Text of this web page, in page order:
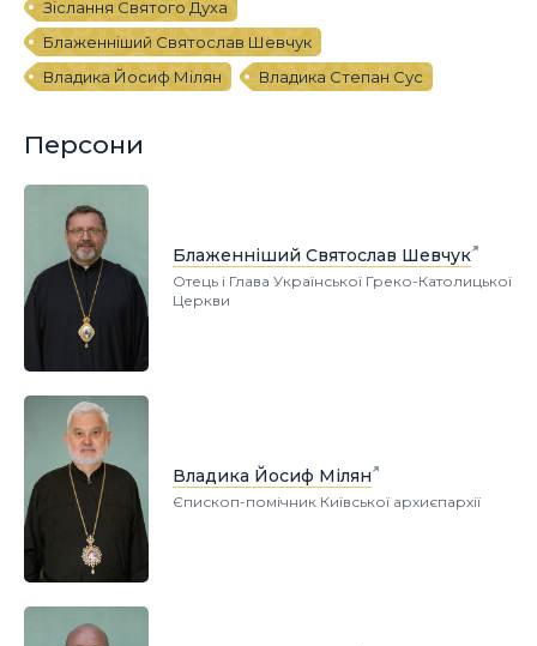
Зіслання Святого Духа
Блаженніший Святослав Шевчук
Владика Йосиф Мілян
Владика Степан Сус
Персони
Блаженніший Святослав Шевчук
Отець і Глава Української Греко-Католицької
Церкви
Владика Йосиф Мілян
Єпископ-помічник Київської архиєпархії